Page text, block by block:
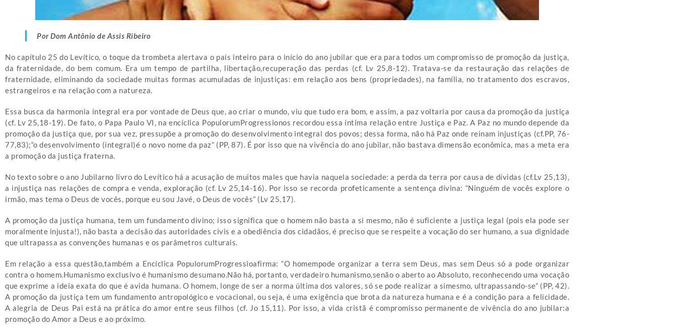
Por Dom Antônio de Assis Ribeiro
No capítulo 25 do Levítico, o toque da trombeta alertava o país inteiro para o início do ano jubilar que era para todos um compromisso de promoção da justiça,
da fraternidade, do bem comum. Era um tempo de partilha, libertação,recuperação das perdas (cf. Lv 25,8-12). Tratava-se da restauração das relações de
fraternidade, eliminando da sociedade muitas formas acumuladas de injustiças: em relação aos bens (propriedades), na família, no tratamento dos escravos,
estrangeiros e na relação com a natureza.
Essa busca da harmonia integral era por vontade de Deus que, ao criar o mundo, viu que tudo era bom, e assim, a paz voltaria por causa da promoção da justiça
(cf. Lv 25,18-19). De fato, o Papa Paulo VI, na encíclica PopulorumProgressionos recordou essa íntima relação entre Justiça e Paz. A Paz no mundo depende da
promoção da justiça que, por sua vez, pressupõe a promoção do desenvolvimento integral dos povos; dessa forma, não há Paz onde reinam injustiças (cf.PP, 76-
77,83);“o desenvolvimento (integral)é o novo nome da paz” (PP, 87). É por isso que na vivência do ano jubilar, não bastava dimensão econômica, mas a meta era
a promoção da justiça fraterna.
No texto sobre o ano Jubilarno livro do Levítico há a acusação de muitos males que havia naquela sociedade: a perda da terra por causa de dívidas (cf.Lv 25,13),
a injustiça nas relações de compra e venda, exploração (cf. Lv 25,14-16). Por isso se recorda profeticamente a sentença divina: “Ninguém de vocês explore o
irmão, mas tema o Deus de vocês, porque eu sou Javé, o Deus de vocês” (Lv 25,17).
A promoção da justiça humana, tem um fundamento divino; isso significa que o homem não basta a si mesmo, não é suficiente a justiça legal (pois ela pode ser
moralmente injusta!), não basta a decisão das autoridades civis e a obediência dos cidadãos, é preciso que se respeite a vocação do ser humano, a sua dignidade
que ultrapassa as convenções humanas e os parâmetros culturais.
Em relação a essa questão,também a Encíclica PopulorumProgressioafirma: “O homempode organizar a terra sem Deus, mas sem Deus só a pode organizar
contra o homem.Humanismo exclusivo é humanismo desumano.Não há, portanto, verdadeiro humanismo,senão o aberto ao Absoluto, reconhecendo uma vocação
que exprime a ideia exata do que é avida humana. O homem, longe de ser a norma última dos valores, só se pode realizar a simesmo, ultrapassando-se” (PP, 42).
A promoção da justiça tem um fundamento antropológico e vocacional, ou seja, é uma exigência que brota da natureza humana e é a condição para a felicidade.
A alegria de Deus Pai está na prática do amor entre seus filhos (cf. Jo 15,11). Por isso, a vida cristã é compromisso permanente de vivência do ano jubilar:a
promoção do Amor a Deus e ao próximo.